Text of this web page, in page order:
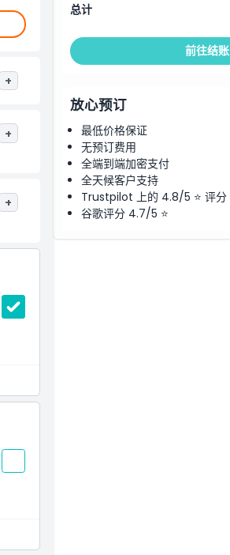
+
+
+
总计
前往结账
放心预订
最低价格保证
无预订费用
全端到端加密支付
全天候客户支持
Trustpilot 上的 4.8/5 ⭐ 评分
谷歌评分 4.7/5 ⭐